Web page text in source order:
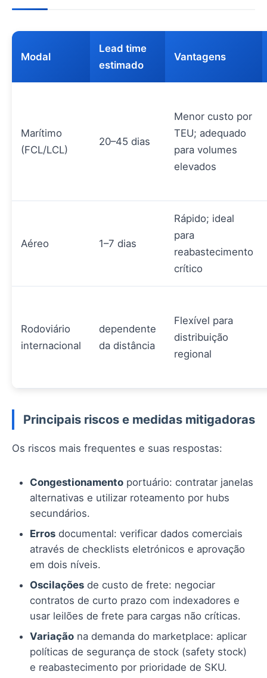
Modal
Lead time
estimado
Vantagens
Marítimo
(FCL/LCL)
20–45 dias
Menor custo por
TEU; adequado
para volumes
elevados
Aéreo 1–7 dias
Rápido; ideal
para
reabastecimento
crítico
Rodoviário
internacional
dependente
da distância
Flexível para
distribuição
regional
Principais riscos e medidas mitigadoras
Os riscos mais frequentes e suas respostas:
Congestionamento portuário: contratar janelas
alternativas e utilizar roteamento por hubs
secundários.
Erros documental: verificar dados comerciais
através de checklists eletrónicos e aprovação
em dois níveis.
Oscilações de custo de frete: negociar
contratos de curto prazo com indexadores e
usar leilões de frete para cargas não críticas.
Variação na demanda do marketplace: aplicar
políticas de segurança de stock (safety stock)
e reabastecimento por prioridade de SKU.